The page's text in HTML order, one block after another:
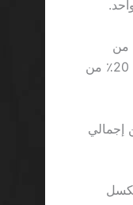
تُجذب اللاعبين الجدد، فإن الواقع يُظهر أن 68٪ من
اللاعبين الذين استفادوا من “مكافأة كازينو جوال SA” ينهون رحلتهم بخسارة لا تقل عن 20٪ من
اللاعبين الذين يحققون ربحًا بنسبة 10% من إجمالي
أن الواجهة الرسومية في تطبيقات الكازينو تُظهر حجم الخط 9 بكسل